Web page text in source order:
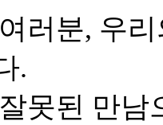
러분, 우
.
못된 만